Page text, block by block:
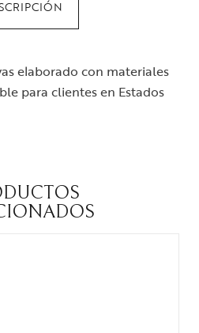
elaborado con materiales
para clientes en Estados